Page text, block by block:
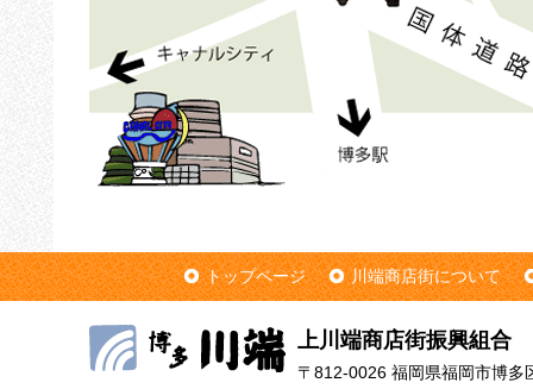
トップページ 川端商店街について
上川端商店街振興組合
〒812-0026 福岡県福岡市博